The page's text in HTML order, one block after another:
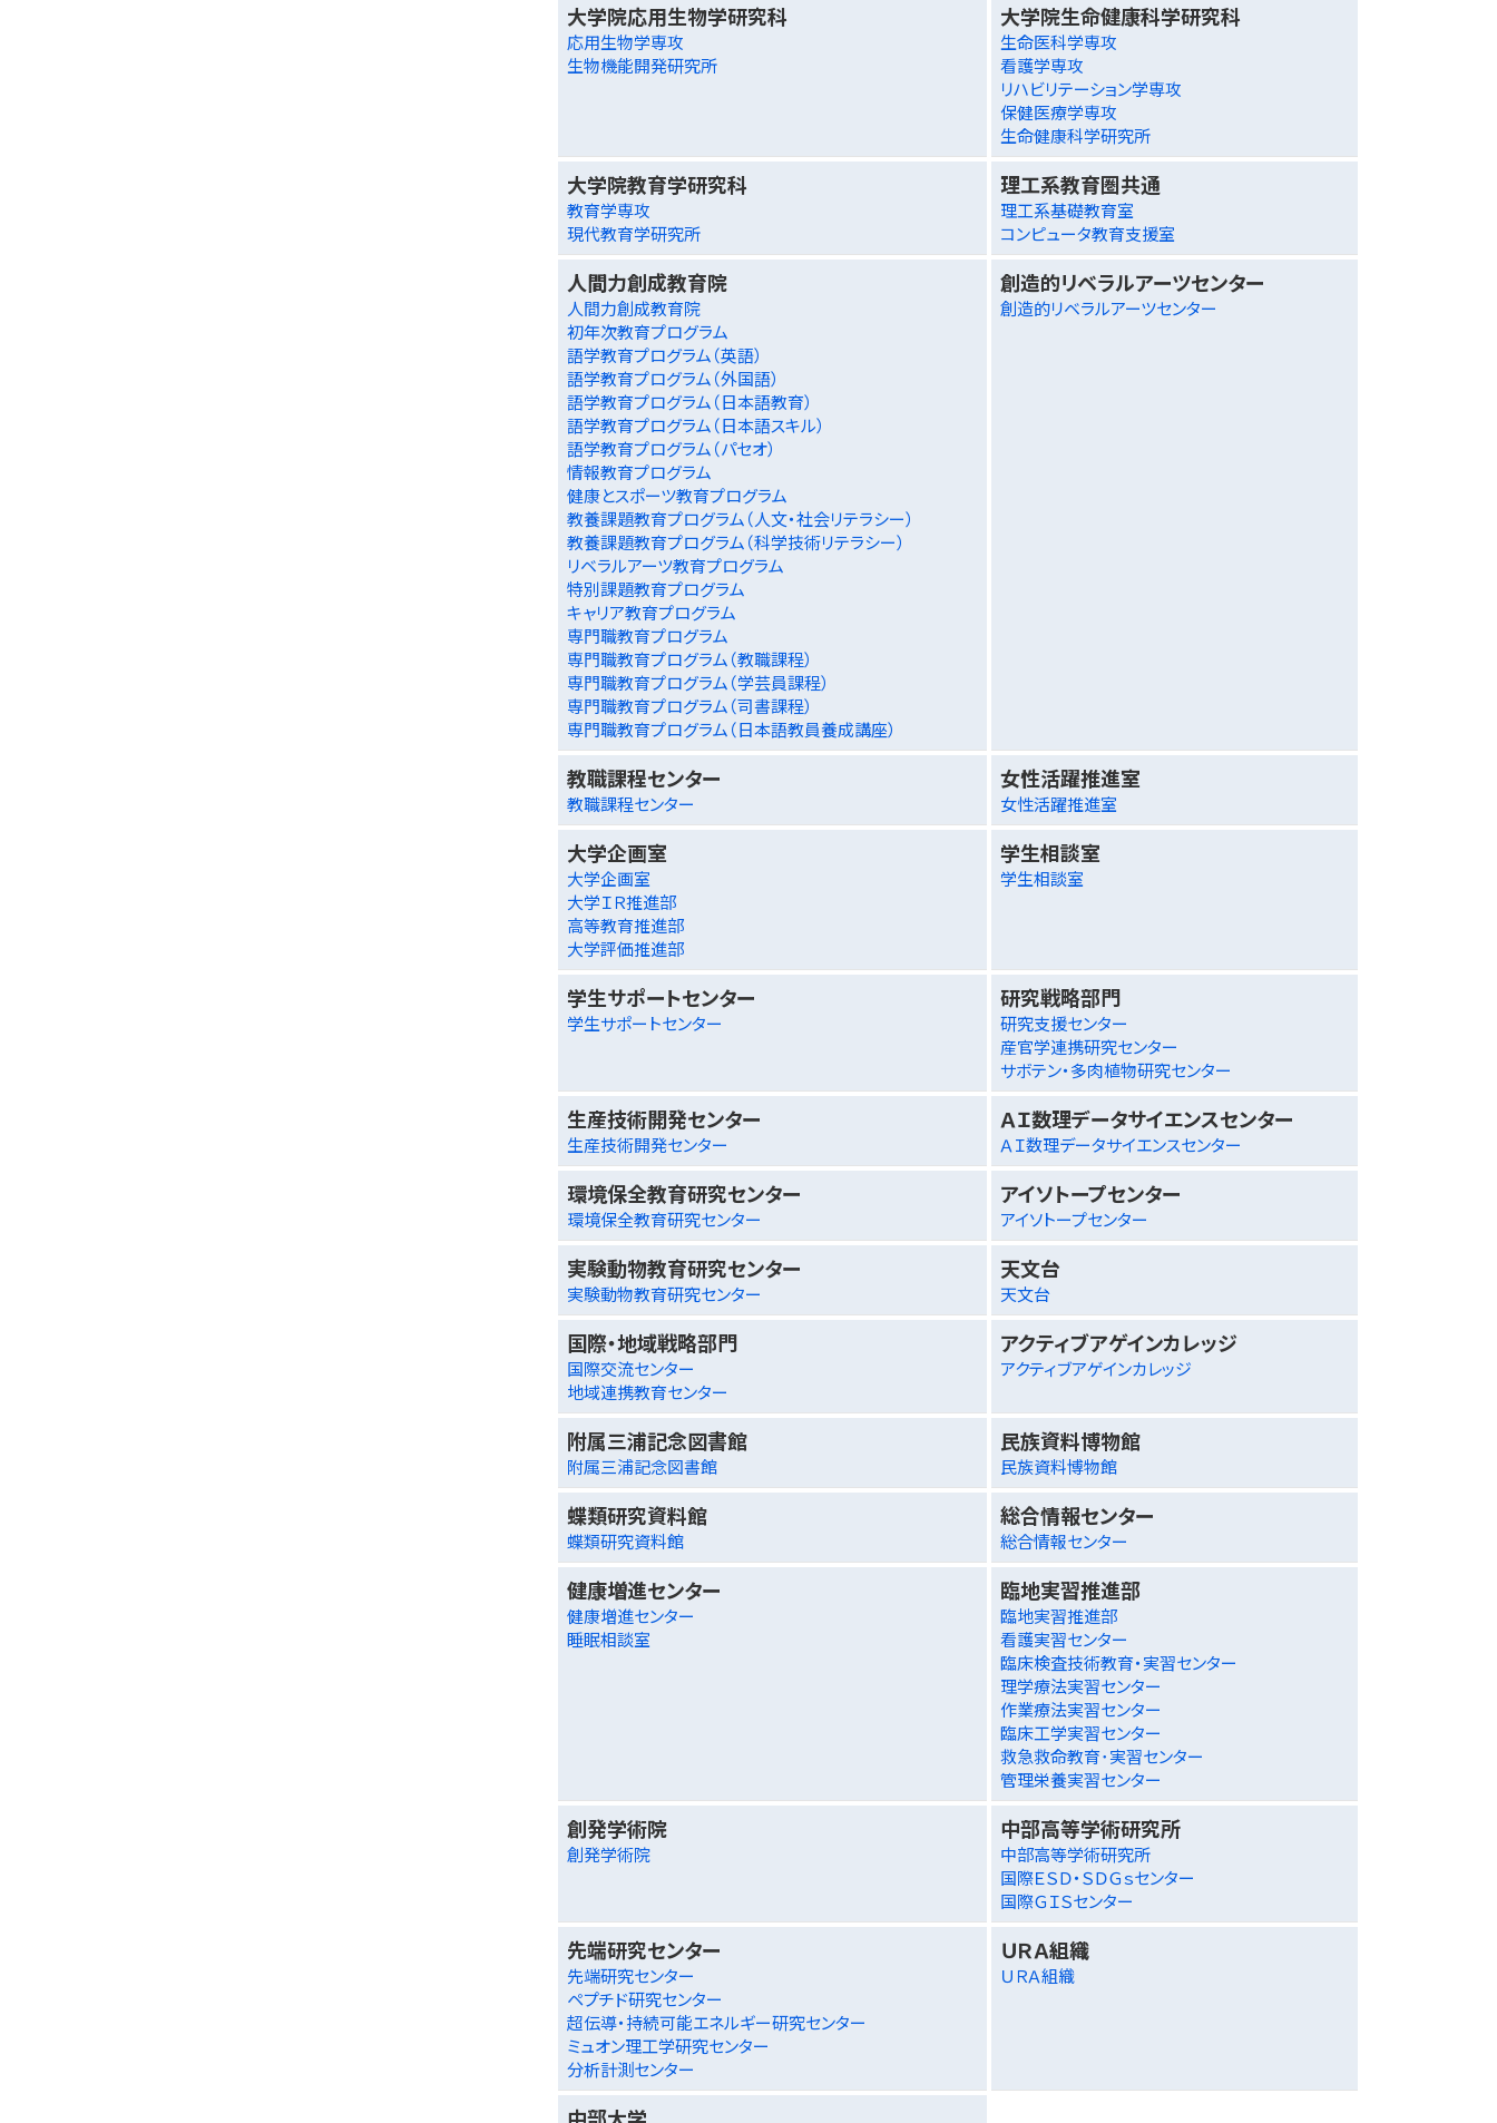
大学院応用生物学研究科
応用生物学専攻
生物機能開発研究所
大学院生命健康科学研究科
生命医科学専攻
看護学専攻
リハビリテーション学専攻
保健医療学専攻
生命健康科学研究所
大学院教育学研究科
教育学専攻
現代教育学研究所
理工系教育圏共通
理工系基礎教育室
コンピュータ教育支援室
人間力創成教育院
人間力創成教育院
初年次教育プログラム
語学教育プログラム（英語）
語学教育プログラム（外国語）
語学教育プログラム（日本語教育）
語学教育プログラム（日本語スキル）
語学教育プログラム（パセオ）
情報教育プログラム
健康とスポーツ教育プログラム
教養課題教育プログラム（人文・社会リテラシー）
教養課題教育プログラム（科学技術リテラシー）
リベラルアーツ教育プログラム
特別課題教育プログラム
キャリア教育プログラム
専門職教育プログラム
専門職教育プログラム（教職課程）
専門職教育プログラム（学芸員課程）
専門職教育プログラム（司書課程）
専門職教育プログラム（日本語教員養成講座）
創造的リベラルアーツセンター
創造的リベラルアーツセンター
教職課程センター
教職課程センター
女性活躍推進室
女性活躍推進室
大学企画室
大学企画室
大学ＩＲ推進部
高等教育推進部
大学評価推進部
学生相談室
学生相談室
学生サポートセンター
学生サポートセンター
研究戦略部門
研究支援センター
産官学連携研究センター
サボテン・多肉植物研究センター
生産技術開発センター
生産技術開発センター
ＡＩ数理データサイエンスセンター
ＡＩ数理データサイエンスセンター
環境保全教育研究センター
環境保全教育研究センター
アイソトープセンター
アイソトープセンター
実験動物教育研究センター
実験動物教育研究センター
天文台
天文台
国際・地域戦略部門
国際交流センター
地域連携教育センター
アクティブアゲインカレッジ
アクティブアゲインカレッジ
附属三浦記念図書館
附属三浦記念図書館
民族資料博物館
民族資料博物館
蝶類研究資料館
蝶類研究資料館
総合情報センター
総合情報センター
健康増進センター
健康増進センター
睡眠相談室
臨地実習推進部
臨地実習推進部
看護実習センター
臨床検査技術教育・実習センター
理学療法実習センター
作業療法実習センター
臨床工学実習センター
救急救命教育･実習センター
管理栄養実習センター
創発学術院
創発学術院
中部高等学術研究所
中部高等学術研究所
国際ＥＳＤ・ＳＤＧｓセンター
国際ＧＩＳセンター
先端研究センター
先端研究センター
ペプチド研究センター
超伝導・持続可能エネルギー研究センター
ミュオン理工学研究センター
分析計測センター
ＵＲＡ組織
ＵＲＡ組織